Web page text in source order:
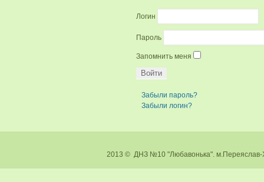
Логин
Пароль
Запомнить меня
Забыли пароль?
Забыли логин?
2013 © ДНЗ №10 "Любавонька".